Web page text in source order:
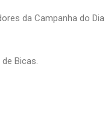
da Campanha do Dia
Bicas.